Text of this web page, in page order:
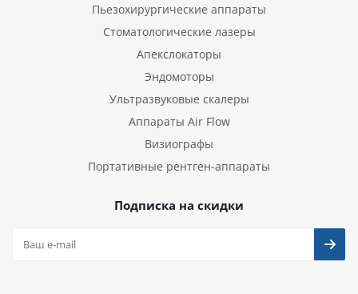
Пьезохирургические аппараты
Стоматологические лазеры
Апекслокаторы
Эндомоторы
Ультразвуковые скалеры
Аппараты Air Flow
Визиографы
Портативные рентген-аппараты
Подписка на скидки